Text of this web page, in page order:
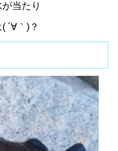
当たり
´∀｀)？